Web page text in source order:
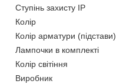
Ступінь захисту IP
Колір
Колір арматури (підстави)
Лампочки в комплекті
Колір світіння
Виробник